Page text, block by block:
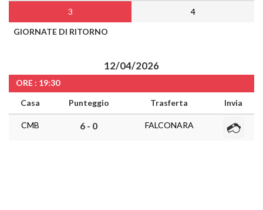
3
4
GIORNATE DI RITORNO
12/04/2026
ORE : 19:30
Casa
Punteggio Trasferta Invia
CMB 6 - 0 FALCONARA